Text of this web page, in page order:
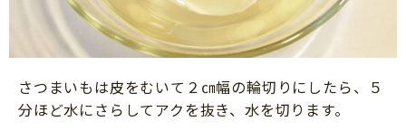
さつまいもは皮をむいて２㎝幅の輪切りにしたら、５
分ほど水にさらしてアクを抜き、水を切ります。